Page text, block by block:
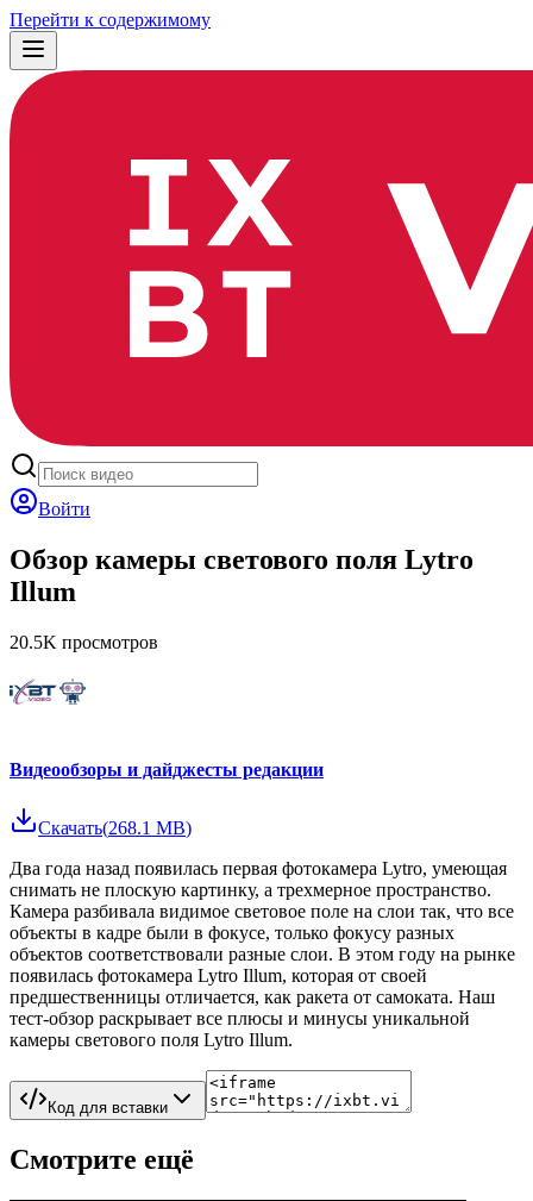
Перейти к содержимому
Войти
Обзор камеры светового поля Lytro
Illum
20.5K просмотров
Видеообзоры и дайджесты редакции
Скачать(268.1 MB)
Два года назад появилась первая фотокамера Lytro, умеющая
снимать не плоскую картинку, а трехмерное пространство.
Камера разбивала видимое световое поле на слои так, что все
объекты в кадре были в фокусе, только фокусу разных
объектов соответствовали разные слои. В этом году на рынке
появилась фотокамера Lytro Illum, которая от своей
предшественницы отличается, как ракета от самоката. Наш
тест-обзор раскрывает все плюсы и минусы уникальной
камеры светового поля Lytro Illum.
Код для вставки
Смотрите ещё